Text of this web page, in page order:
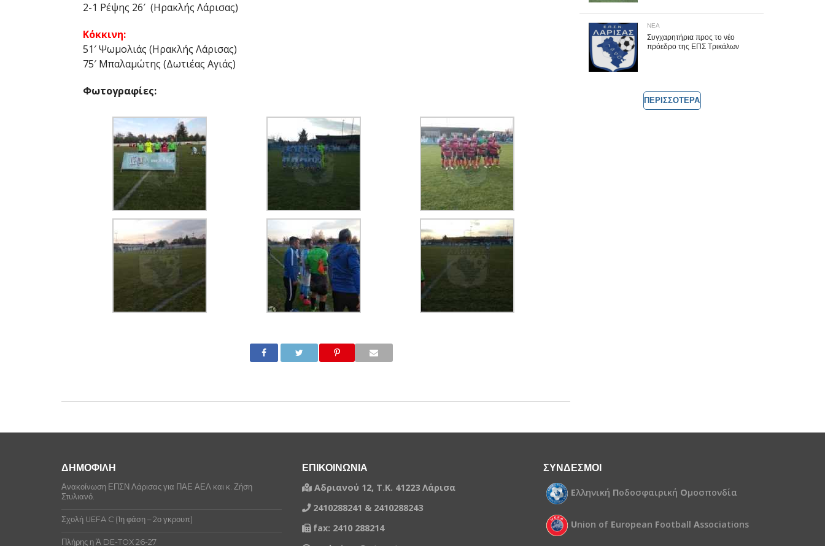
2-1 Ρέψης 26′ (Ηρακλής Λάρισας)
Κόκκινη:
51′ Ψωμολιάς (Ηρακλής Λάρισας)
75′ Μπαλαμώτης (Δωτιέας Αγιάς)
Φωτογραφίες:
ΝΕΑ
Συγχαρητήρια προς το νέο
πρόεδρο της ΕΠΣ Τρικάλων
ΠΕΡΙΣΣΟΤΕΡΑ
ΔΗΜΟΦΙΛΗ
Ανακοίνωση ΕΠΣΝ Λάρισας για ΠΑΕ ΑΕΛ και κ. Ζήση
Στυλιανό.
Σχολή UEFA C (1η φάση – 2ο γκρουπ)
Πλήρης η Ά DE-TOX 26-27
ΕΠΙΚΟΙΝΩΝΙΑ
Αδριανού 12, Τ.Κ. 41223 Λάρισα
2410288241 & 2410288243
fax: 2410 288214
ΣΥΝΔΕΣΜΟΙ
Ελληνική Ποδοσφαιρική Ομοσπονδία
Union of European Football Associations